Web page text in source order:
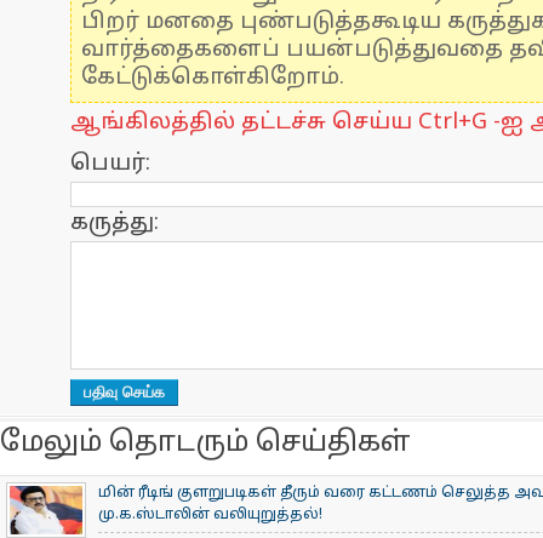
பிறர் மனதை புண்படுத்தகூடிய
வார்த்தைகளைப் பயன்படுத்துவதை
கேட்டுக்கொள்கிறோம்.
ஆங்கிலத்தில் தட்டச்சு செய்ய Ctrl+G -ஐ
பெயர்:
கருத்து:
மேலும் தொடரும் செய்திகள்
மின் ரீடிங் குளறுபடிகள் தீரும் வரை கட்டணம் செலுத்த
மு.க.ஸ்டாலின் வலியுறுத்தல்!